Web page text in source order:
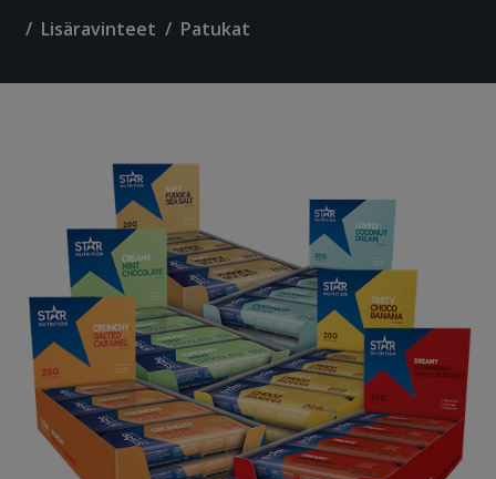
Lisäravinteet Patukat